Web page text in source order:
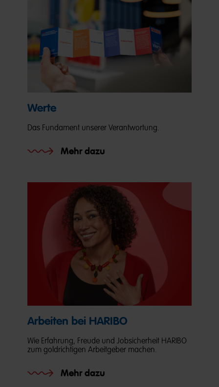
Werte
Das Fundament unserer Verantwortung.
Mehr dazu
Arbeiten bei HARIBO
Wie Erfahrung, Freude und Jobsicherheit HARIBO
zum goldrichtigen Arbeitgeber machen.
Mehr dazu